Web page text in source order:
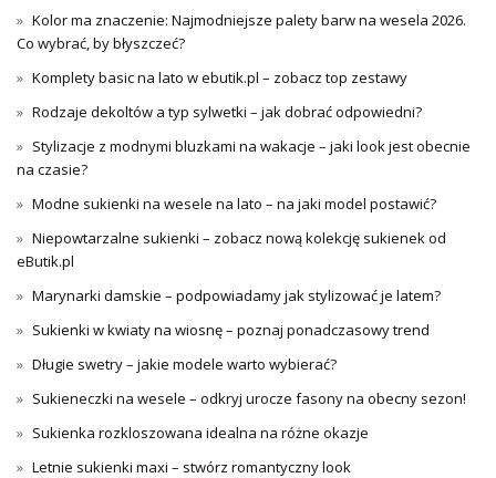
Kolor ma znaczenie: Najmodniejsze palety barw na wesela 2026.
Co wybrać, by błyszczeć?
Komplety basic na lato w ebutik.pl – zobacz top zestawy
Rodzaje dekoltów a typ sylwetki – jak dobrać odpowiedni?
Stylizacje z modnymi bluzkami na wakacje – jaki look jest obecnie
na czasie?
Modne sukienki na wesele na lato – na jaki model postawić?
Niepowtarzalne sukienki – zobacz nową kolekcję sukienek od
eButik.pl
Marynarki damskie – podpowiadamy jak stylizować je latem?
Sukienki w kwiaty na wiosnę – poznaj ponadczasowy trend
Długie swetry – jakie modele warto wybierać?
Sukieneczki na wesele – odkryj urocze fasony na obecny sezon!
Sukienka rozkloszowana idealna na różne okazje
Letnie sukienki maxi – stwórz romantyczny look